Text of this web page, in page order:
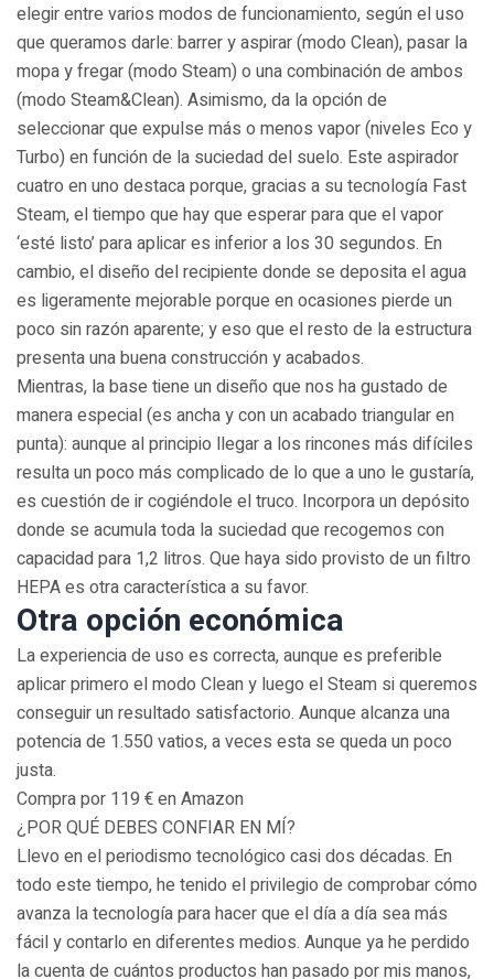
elegir entre varios modos de funcionamiento, según el uso
que queramos darle: barrer y aspirar (modo Clean), pasar la
mopa y fregar (modo Steam) o una combinación de ambos
(modo Steam&Clean). Asimismo, da la opción de
seleccionar que expulse más o menos vapor (niveles Eco y
Turbo) en función de la suciedad del suelo. Este aspirador
cuatro en uno destaca porque, gracias a su tecnología Fast
Steam, el tiempo que hay que esperar para que el vapor
‘esté listo’ para aplicar es inferior a los 30 segundos. En
cambio, el diseño del recipiente donde se deposita el agua
es ligeramente mejorable porque en ocasiones pierde un
poco sin razón aparente; y eso que el resto de la estructura
presenta una buena construcción y acabados.
Mientras, la base tiene un diseño que nos ha gustado de
manera especial (es ancha y con un acabado triangular en
punta): aunque al principio llegar a los rincones más difíciles
resulta un poco más complicado de lo que a uno le gustaría,
es cuestión de ir cogiéndole el truco. Incorpora un depósito
donde se acumula toda la suciedad que recogemos con
capacidad para 1,2 litros. Que haya sido provisto de un filtro
HEPA es otra característica a su favor.
Otra opción económica
La experiencia de uso es correcta, aunque es preferible
aplicar primero el modo Clean y luego el Steam si queremos
conseguir un resultado satisfactorio. Aunque alcanza una
potencia de 1.550 vatios, a veces esta se queda un poco
justa.
Compra por 119 € en Amazon
¿POR QUÉ DEBES CONFIAR EN MÍ?
Llevo en el periodismo tecnológico casi dos décadas. En
todo este tiempo, he tenido el privilegio de comprobar cómo
avanza la tecnología para hacer que el día a día sea más
fácil y contarlo en diferentes medios. Aunque ya he perdido
la cuenta de cuántos productos han pasado por mis manos,